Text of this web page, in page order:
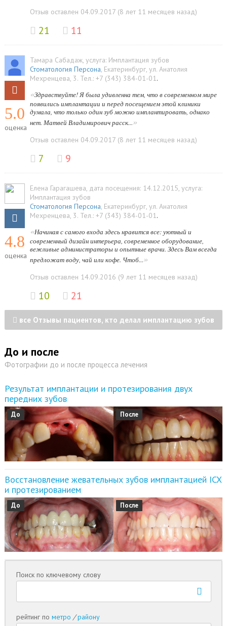
Отзыв оставлен 04.09.2017 (8 лет 11 месяцев назад)
21 11
5.0
оценка
Тамара Сабадаж, услуга: Имплантация зубов
Стоматология Персона, Екатеринбург, ул. Анатолия
Мехренцева, 3. Тел.: +7 (343) 384-01-01.
«Здравствуйте! Я была удивленна тем, что в современном мире
появились имплантации и перед посещением этой клиники
думала, что только один зуб можно имплантировать, однако
нет. Матвей Владимирович расск...»
Отзыв оставлен 04.09.2017 (8 лет 11 месяцев назад)
7 9
4.8
оценка
Елена Гарагашева, дата посещения: 14.12.2015, услуга:
Имплантация зубов
Стоматология Персона, Екатеринбург, ул. Анатолия
Мехренцева, 3. Тел.: +7 (343) 384-01-01.
«Начиная с самого входа здесь нравится все: уютный и
современный дизайн интерьера, современное оборудование,
вежливые администраторы и опытные врачи. Здесь Вам всегда
предложат воду, чай или кофе. Чтоб...»
Отзыв оставлен 14.09.2016 (9 лет 11 месяцев назад)
10 21
все Отзывы пациентов, кто делал имплантацию зубов
До и после
Фотографии до и после процесса лечения
Результат имплантации и протезирования двух
передних зубов
До После
Восстановление жевательных зубов имплантацией ICX
и протезированием
До После
Поиск по ключевому слову
рейтинг пометро / району